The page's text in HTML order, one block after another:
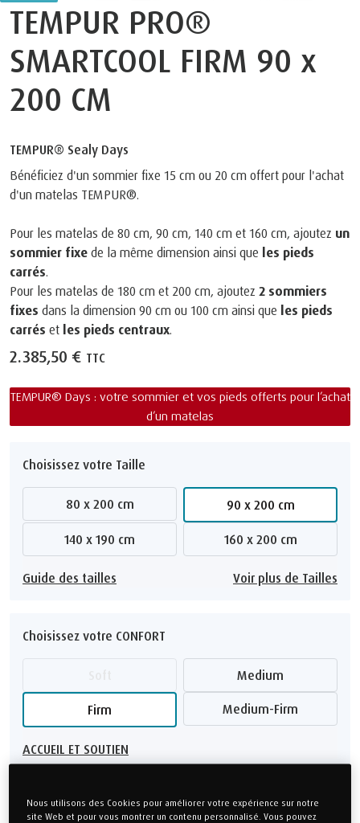
TEMPUR PRO®
SMARTCOOL FIRM 90 x
200 CM
TEMPUR® Sealy Days
Bénéficiez d'un sommier fixe 15 cm ou 20 cm offert pour l'achat
d'un matelas TEMPUR®.
Pour les matelas de 80 cm, 90 cm, 140 cm et 160 cm, ajoutez un
sommier fixe de la même dimension ainsi que les pieds
carrés.
Pour les matelas de 180 cm et 200 cm, ajoutez 2 sommiers
fixes dans la dimension 90 cm ou 100 cm ainsi que les pieds
carrés et les pieds centraux.
2.385,50 € TTC
TEMPUR® Days : votre sommier et vos pieds offerts pour l’achat
d’un matelas
Choisissez votre Taille
80 x 200 cm 90 x 200 cm
140 x 190 cm 160 x 200 cm
Guide des tailles Voir plus de Tailles
Choisissez votre CONFORT
Medium
Firm Medium-Firm
ACCUEIL ET SOUTIEN
Choisissez votre Épaisseur
Nous utilisons des Cookies pour améliorer votre expérience sur notre
site Web et pour vous montrer un contenu personnalisé. Vous pouvez